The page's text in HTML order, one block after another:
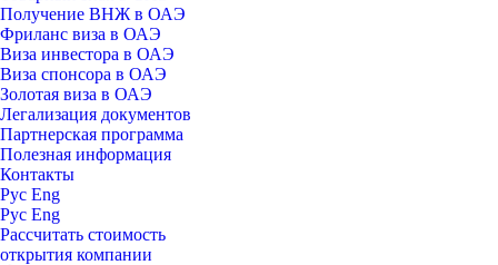
Получение ВНЖ в ОАЭ
Фриланс виза в ОАЭ
Виза инвестора в ОАЭ
Виза спонсора в ОАЭ
Золотая виза в ОАЭ
Легализация документов
Партнерская программа
Полезная информация
Контакты
Рус Eng
Рус Eng
Рассчитать стоимость
открытия компании